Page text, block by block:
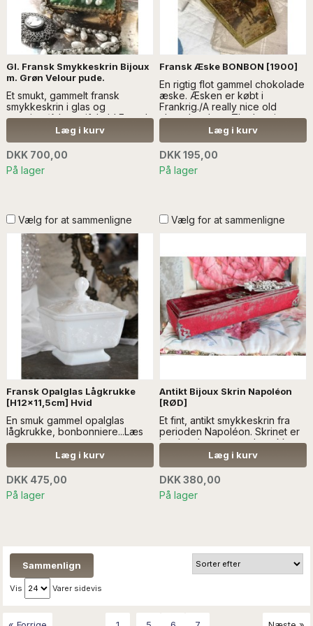
Gl. Fransk Smykkeskrin Bijoux
m. Grøn Velour pude.
Et smukt, gammelt fransk
smykkeskrin i glas og
messing./A beautiful old French
jewelery box in glass and
brass. *SÆLGES UDEN DEKO*
Læg i kurv
DKK 700,00
På lager
Fransk Æske BONBON [1900]
En rigtig flot gammel chokolade
æske. Æsken er købt i
Frankrig./A really nice old
chocolate box. The box is
purchased in France.
Læg i kurv
DKK 195,00
På lager
Vælg for at sammenligne
Fransk Opalglas Lågkrukke
[H12x11,5cm] Hvid
En smuk gammel opalglas
lågkrukke, bonbonniere...Læs
mere
Læg i kurv
DKK 475,00
På lager
Vælg for at sammenligne
Antikt Bijoux Skrin Napoléon
[RØD]
Et fint, antikt smykkeskrin fra
perioden Napoléon. Skrinet er
i rødt velour, og med smukke
ornamenter./A fine, antique
jewelry box from the period
Napoléon. The box is in velvet,
and with beautiful ornaments.
Læg i kurv
DKK 380,00
På lager
Vis Varer sidevis